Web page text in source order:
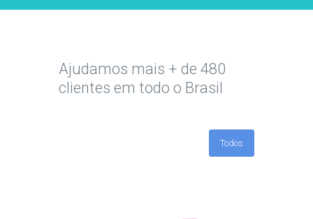
Ajudamos mais + de 480
clientes em todo o Brasil
Todos